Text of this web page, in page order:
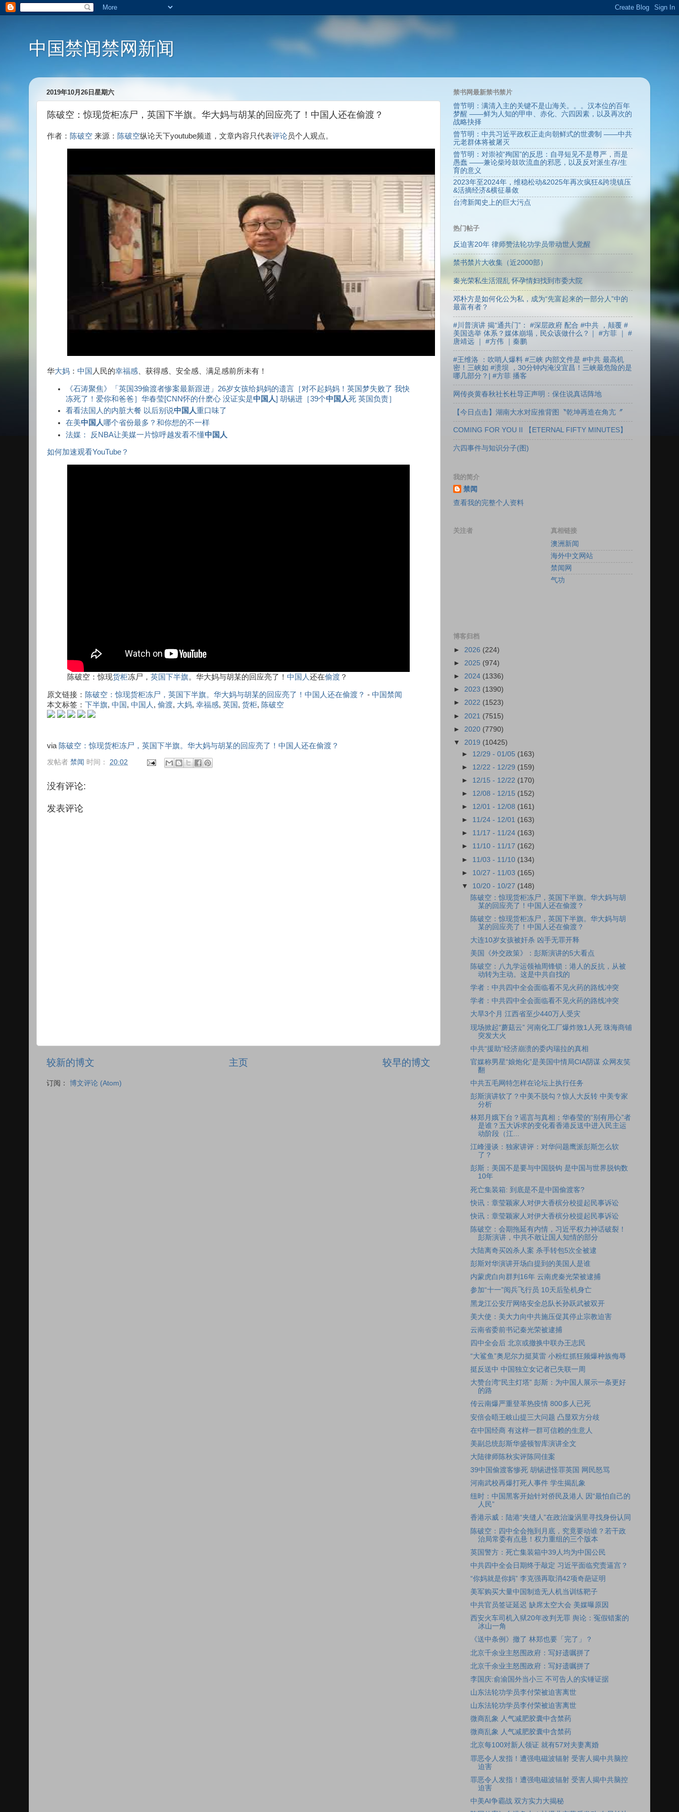
中国禁闻禁网新闻
2019年10月26日星期六
陈破空：惊现货柜冻尸，英国下半旗。华大妈与胡某的回应亮了！中国人还在偷渡？
作者： 陈破空 来源： 陈破空纵论天下youtube频道，文章内容只代表评论员个人观点。
华大妈 ： 中国 人民的幸福感 、获得感、安全感、满足感前所未有！
《石涛聚焦》「英国39偷渡者惨案最新跟进」26岁女孩给妈妈的遗言［对不起妈妈！英国梦失败了 我快
冻死了！爱你和爸爸］华春莹[CNN怀的什麽心 没证实是中国人] 胡锡进［39个中国人死 英国负责］
看看法国人的内脏大餐 以后别说中国人重口味了
在美中国人哪个省份最多？和你想的不一样
法媒： 反NBA让美媒一片惊呼越发看不懂中国人
如何加速观看YouTube？
陈破空：惊现货柜冻尸， 英国下半旗。华大妈与胡某的回应亮了！ 中国人还在偷渡 ？
原文链接： 陈破空：惊现货柜冻尸，英国下半旗。华大妈与胡某的回应亮了！中国人还在偷渡？ - 中国禁闻
本文标签： 下半旗, 中国 , 中国人 , 偷渡, 大妈, 幸福感, 英国 , 货柜, 陈破空
via 陈破空：惊现货柜冻尸，英国下半旗。华大妈与胡某的回应亮了！中国人还在偷渡？
发帖者 禁闻 时间： 20:02
没有评论:
发表评论
较新的博文 较早的博文
主页
订阅： 博文评论 (Atom)
禁书网最新禁书禁片
曾节明：满清入主的关键不是山海关。。。汉本位的百年
梦醒 ——鲜为人知的甲申、赤化、六四因素，以及再次的
战略抉择
曾节明：中共习近平政权正走向朝鲜式的世袭制 ——中共
元老群体将被屠灭
曾节明：对崇祯“殉国”的反思：自寻短见不是尊严，而是
愚蠢 ——兼论柴玲鼓吹流血的邪恶，以及反对派生存/生
育的意义
2023年至2024年，维稳松动&2025年再次疯狂&跨境镇压
&活摘经济&横征暴敛
台湾新闻史上的巨大污点
热门帖子
反迫害20年 律师赞法轮功学员带动世人觉醒
禁书禁片大收集（近2000部）
秦光荣私生活混乱 怀孕情妇找到市委大院
邓朴方是如何化公为私，成为“先富起来的一部分人”中的
最富有者？
#川普演讲 揭“通共门”： #深层政府 配合 #中共 ，颠覆 #
美国选举 体系？媒体崩塌，民众该做什么？｜ #方菲 ｜ #
唐靖远 ｜ #方伟 ｜秦鹏
#王维洛 ：吹哨人爆料 #三峡 内部文件是 #中共 最高机
密！三峡如 #溃坝 ，30分钟内淹没宜昌！三峡最危险的是
哪几部分？| #方菲 播客
网传炎黄春秋社长杜导正声明：保住说真话阵地
【今日点击】湖南大水对应推背图〝乾坤再造在角亢〞
COMING FOR YOU II 【ETERNAL FIFTY MINUTES】
六四事件与知识分子(图)
我的简介
禁闻
查看我的完整个人资料
关注者
真相链接
澳洲新闻
海外中文网站
禁闻网
气功
博客归档
► 2026 (224)
► 2025 (974)
► 2024 (1336)
► 2023 (1390)
► 2022 (1523)
► 2021 (7515)
► 2020 (7790)
▼ 2019 (10425)
► 12/29 - 01/05 (163)
► 12/22 - 12/29 (159)
► 12/15 - 12/22 (170)
► 12/08 - 12/15 (152)
► 12/01 - 12/08 (161)
► 11/24 - 12/01 (163)
► 11/17 - 11/24 (163)
► 11/10 - 11/17 (162)
► 11/03 - 11/10 (134)
► 10/27 - 11/03 (165)
▼ 10/20 - 10/27 (148)
陈破空：惊现货柜冻尸，英国下半旗。华大妈与胡
某的回应亮了！中国人还在偷渡？
陈破空：惊现货柜冻尸，英国下半旗。华大妈与胡
某的回应亮了！中国人还在偷渡？
大连10岁女孩被奸杀 凶手无罪开释
美国《外交政策》：彭斯演讲的5大看点
陈破空：八九学运领袖周锋锁：港人的反抗，从被
动转为主动。这是中共自找的
学者：中共四中全会面临看不见火药的路线冲突
学者：中共四中全会面临看不见火药的路线冲突
大旱3个月 江西省至少440万人受灾
现场掀起“蘑菇云” 河南化工厂爆炸致1人死 珠海商铺
突发大火
中共“援助”经济崩溃的委内瑞拉的真相
官媒称男星“娘炮化”是美国中情局CIA阴谋 众网友笑
翻
中共五毛网特怎样在论坛上执行任务
彭斯演讲软了？中美不脱勾？惊人大反转 中美专家
分析
林郑月娥下台？谣言与真相；华春莹的“别有用心”者
是谁？五大诉求的变化看香港反送中进入民主运
动阶段（江...
江峰漫谈：独家讲评：对华问题鹰派彭斯怎么软
了？
彭斯：美国不是要与中国脱钩 是中国与世界脱钩数
10年
死亡集装箱: 到底是不是中国偷渡客?
快讯：章莹颖家人对伊大香槟分校提起民事诉讼
快讯：章莹颖家人对伊大香槟分校提起民事诉讼
陈破空：会期拖延有内情，习近平权力神话破裂！
彭斯演讲，中共不敢让国人知情的部分
大陆离奇买凶杀人案 杀手转包5次全被逮
彭斯对华演讲开场白提到的美国人是谁
内蒙虎白向群判16年 云南虎秦光荣被逮捕
参加“十一”阅兵飞行员 10天后坠机身亡
黑龙江公安厅网络安全总队长孙跃武被双开
美大使：美大力向中共施压促其停止宗教迫害
云南省委前书记秦光荣被逮捕
四中全会后 北京或撤换中联办王志民
“大鲨鱼”奥尼尔力挺莫雷 小粉红抓狂频爆种族侮辱
挺反送中 中国独立女记者已失联一周
大赞台湾“民主灯塔” 彭斯：为中国人展示一条更好
的路
传云南爆严重登革热疫情 800多人已死
安倍会晤王岐山提三大问题 凸显双方分歧
在中国经商 有这样一群可信赖的生意人
美副总统彭斯华盛顿智库演讲全文
大陆律师陈秋实评陈同佳案
39中国偷渡客惨死 胡锡进怪罪英国 网民怒骂
河南武校再爆打死人事件 学生揭乱象
纽时：中国黑客开始针对侨民及港人 因“最怕自己的
人民”
香港示威：陆港“夹缝人”在政治漩涡里寻找身份认同
陈破空：四中全会拖到月底，究竟要动谁？若干政
治局常委有点悬！权力重组的三个版本
英国警方：死亡集装箱中39人均为中国公民
中共四中全会日期终于敲定 习近平面临究责逼宫？
“你妈就是你妈” 李克强再取消42项奇葩证明
美军购买大量中国制造无人机当训练靶子
中共官员签证延迟 缺席太空大会 美媒曝原因
西安火车司机入狱20年改判无罪 舆论：冤假错案的
冰山一角
《送中条例》撤了 林郑也要「完了」？
北京千余业主怒围政府：写好遗嘱拼了
北京千余业主怒围政府：写好遗嘱拼了
李国庆:俞渝国外当小三 不可告人的实锤证据
山东法轮功学员李付荣被迫害离世
山东法轮功学员李付荣被迫害离世
微商乱象 人气减肥胶囊中含禁药
微商乱象 人气减肥胶囊中含禁药
北京每100对新人领证 就有57对夫妻离婚
罪恶令人发指！遭强电磁波辐射 受害人揭中共脑控
迫害
罪恶令人发指！遭强电磁波辐射 受害人揭中共脑控
迫害
中美AI争霸战 双方实力大揭秘